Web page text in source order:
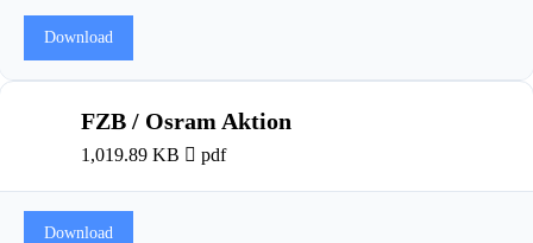
Download
FZB / Osram Aktion
1,019.89 KB pdf
Download